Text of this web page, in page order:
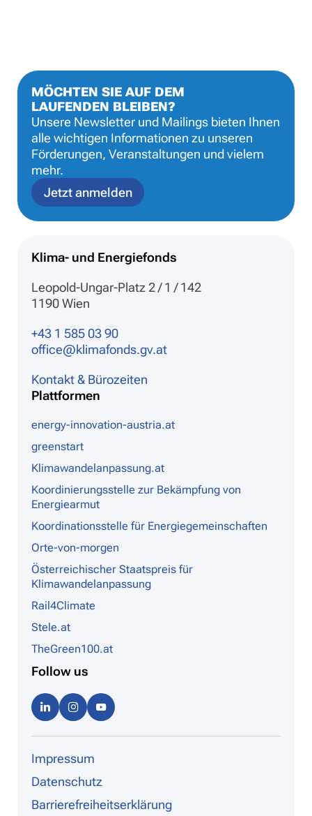
MÖCHTEN SIE AUF DEM
LAUFENDEN BLEIBEN?
Unsere Newsletter und Mailings bieten Ihnen
alle wichtigen Informationen zu unseren
Förderungen, Veranstaltungen und vielem
mehr.
Jetzt anmelden
Klima- und Energiefonds
Leopold-Ungar-Platz 2 / 1 / 142
1190 Wien
+43 1 585 03 90
office@klimafonds.gv.at
Kontakt & Bürozeiten
Plattformen
energy-innovation-austria.at
greenstart
Klimawandelanpassung.at
Koordinierungsstelle zur Bekämpfung von
Energiearmut
Koordinationsstelle für Energiegemeinschaften
Orte-von-morgen
Österreichischer Staatspreis für
Klimawandelanpassung
Rail4Climate
Stele.at
TheGreen100.at
Follow us
Linke
dIn
Instag
ram be
Impressum
Datenschutz
Barrierefreiheitserklärung